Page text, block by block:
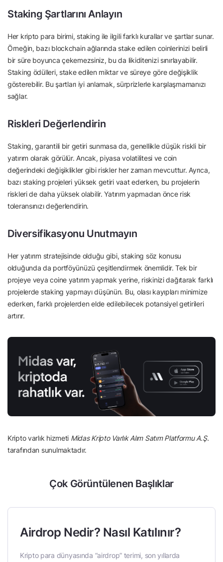
Staking Şartlarını Anlayın
Her kripto para birimi, staking ile ilgili farklı kurallar ve şartlar sunar.
Örneğin, bazı blockchain ağlarında stake edilen coinlerinizi belirli
bir süre boyunca çekemezsiniz, bu da likiditenizi sınırlayabilir.
Staking ödülleri, stake edilen miktar ve süreye göre değişiklik
gösterebilir. Bu şartları iyi anlamak, sürprizlerle karşılaşmamanızı
sağlar.
Riskleri Değerlendirin
Staking, garantili bir getiri sunmasa da, genellikle düşük riskli bir
yatırım olarak görülür. Ancak, piyasa volatilitesi ve coin
değerindeki değişiklikler gibi riskler her zaman mevcuttur. Ayrıca,
bazı staking projeleri yüksek getiri vaat ederken, bu projelerin
riskleri de daha yüksek olabilir. Yatırım yapmadan önce risk
toleransınızı değerlendirin.
Diversifikasyonu Unutmayın
Her yatırım stratejisinde olduğu gibi, staking söz konusu
olduğunda da portföyünüzü çeşitlendirmek önemlidir. Tek bir
projeye veya coine yatırım yapmak yerine, riskinizi dağıtarak farklı
projelerde staking yapmayı düşünün. Bu, olası kayıpları minimize
ederken, farklı projelerden elde edilebilecek potansiyel getirileri
artırır.
Kripto varlık hizmeti Midas Kripto Varlık Alım Satım Platformu A.Ş.
tarafından sunulmaktadır.
Çok Görüntülenen Başlıklar
Airdrop Nedir? Nasıl Katılınır?
Kripto para dünyasında “airdrop” terimi, son yıllarda